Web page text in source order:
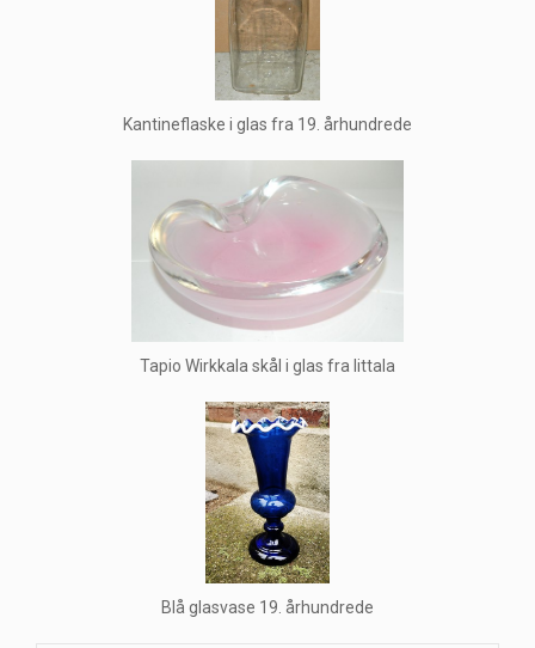
Kantineflaske i glas fra 19. århundrede
Tapio Wirkkala skål i glas fra Iittala
Blå glasvase 19. århundrede